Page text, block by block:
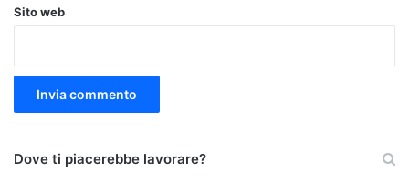
Sito web
Dove ti piacerebbe lavorare?